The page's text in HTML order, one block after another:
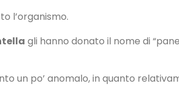
l’organismo.
gli hanno donato il nome di
un po’ anomalo, in quanto